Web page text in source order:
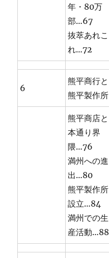
年・80万
部…67
抜萃あれこ
れ…72
6
熊平商行と
熊平製作所
熊平商店と
本通り界
隈…76
満州への進
出…80
熊平製作所
設立…84
満州での生
産活動…88